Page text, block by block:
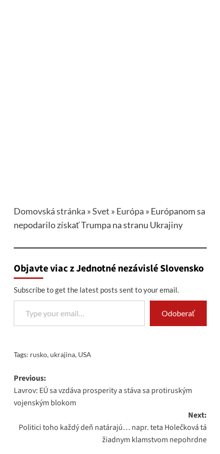
Domovská stránka »Svet » Európa » Európanom sa
nepodarilo získať Trumpa na stranu Ukrajiny
Objavte viac z Jednotné nezávislé Slovensko
Subscribe to get the latest posts sent to your email.
Type your email…
Odoberať
Tags: rusko,ukrajina, USA
Post
navigation
Previous:
Lavrov: EÚ sa vzdáva prosperity a stáva sa protiruským
vojenským blokom
Next:
Politici toho každý deň natárajú… napr. teta Holečková tá
žiadnym klamstvom nepohrdne